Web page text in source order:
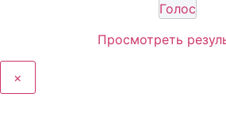
Просмотреть
×